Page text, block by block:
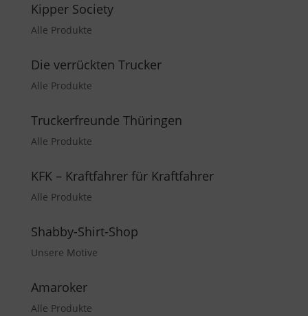
Kipper Society
Alle Produkte
Die verrückten Trucker
Alle Produkte
Truckerfreunde Thüringen
Alle Produkte
KFK – Kraftfahrer für Kraftfahrer
Alle Produkte
Shabby-Shirt-Shop
Unsere Motive
Amaroker
Alle Produkte